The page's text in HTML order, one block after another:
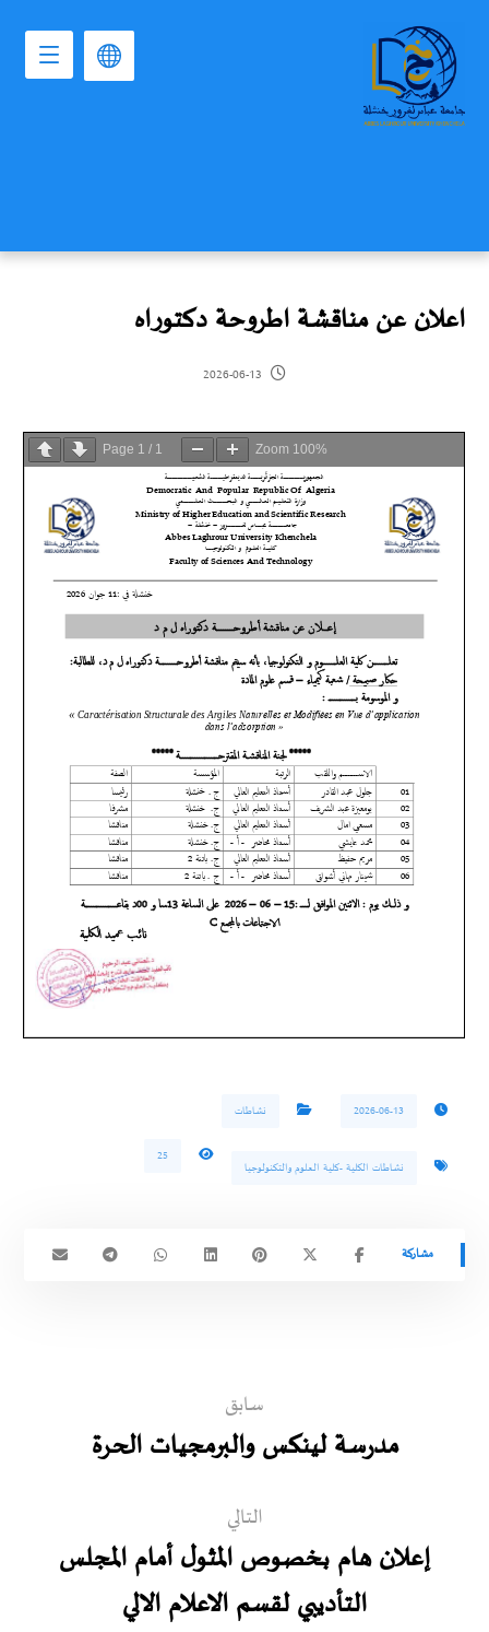
اعلان عن مناقشة اطروحة دكتوراه
2026-06-13
Page 1 / 1 Zoom 100%
2026-06-13 نشاطات
نشاطات الكلية -كلية العلوم والتكنولوجيا
25
سابق
مدرسة لينكس والبرمجيات الحرة
التالي
إعلان هام بخصوص المثول أمام المجلس
التأديبي لقسم الاعلام الالي